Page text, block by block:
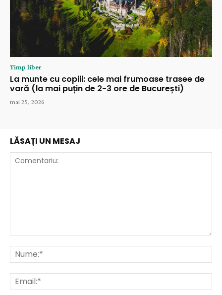
Timp liber
La munte cu copiii: cele mai frumoase trasee de
vară (la mai puțin de 2-3 ore de București)
mai 25, 2026
LĂSAȚI UN MESAJ